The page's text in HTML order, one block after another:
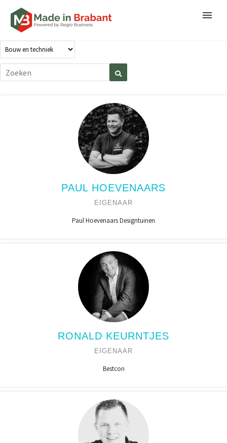
PAUL HOEVENAARS
EIGENAAR
Paul Hoevenaars Designtuinen
RONALD KEURNTJES
EIGENAAR
Bestcon